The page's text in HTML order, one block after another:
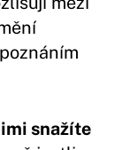
snažíte